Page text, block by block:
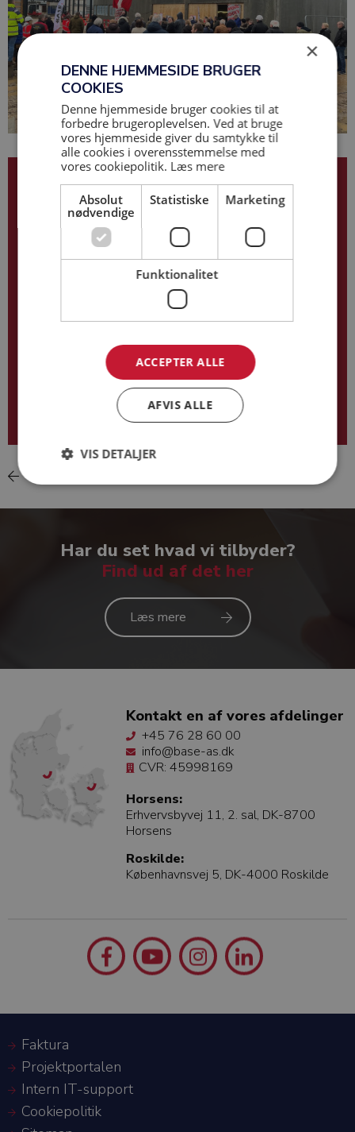
Helge Berg-Nielsen
40 16 70 05
hbn@base-as.dk
Tilbage
Har du set hvad vi tilbyder?
Find ud af det her
Læs mere
Kontakt en af vores afdelinger
+45 76 28 60 00
info@base-as.dk
CVR: 45998169
Horsens:
Erhvervsbyvej 11, 2. sal, DK-8700
Horsens
Roskilde:
Københavnsvej 5, DK-4000 Roskilde
Faktura
Projektportalen
Intern IT-support
Cookiepolitik
×
DENNE HJEMMESIDE BRUGER
COOKIES
Denne hjemmeside bruger cookies til at
forbedre brugeroplevelsen. Ved at bruge
vores hjemmeside giver du samtykke til
alle cookies i overensstemmelse med
vores cookiepolitik. Læs mere
Absolut
nødvendige
Statistiske Marketing
Funktionalitet
ACCEPTER ALLE
AFVIS ALLE
VIS DETALJER